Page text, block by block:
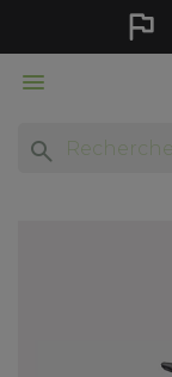
flag

search